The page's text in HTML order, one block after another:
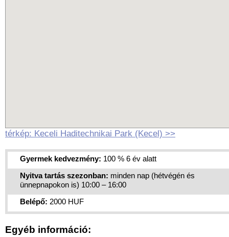
térkép: Keceli Haditechnikai Park (Kecel) >>
Gyermek kedvezmény: 100 % 6 év alatt
Nyitva tartás szezonban: minden nap (hétvégén és
ünnepnapokon is) 10:00 – 16:00
Belépő: 2000 HUF
Egyéb információ: